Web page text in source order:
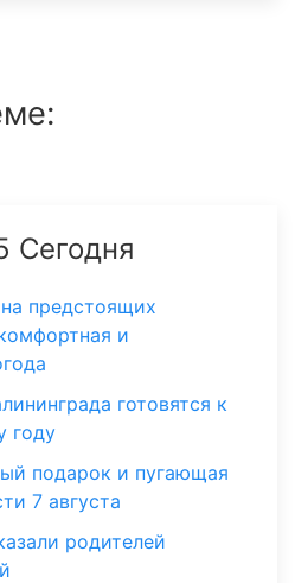
Сегодня
предстоящих
и
готовятся к
году
подарок и пугающая
7 августа
родителей